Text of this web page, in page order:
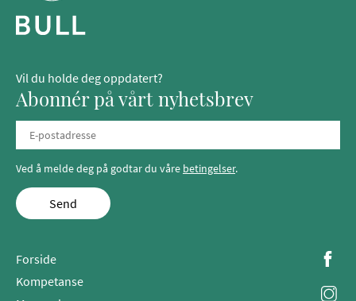
Vil du holde deg oppdatert?
Abonnér på vårt nyhetsbrev
Ved å melde deg på godtar du våre betingelser.
Send
Forside
Kompetanse